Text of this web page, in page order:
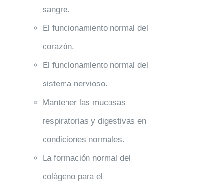
sangre.
El funcionamiento normal del
corazón.
El funcionamiento normal del
sistema nervioso.
Mantener las mucosas
respiratorias y digestivas en
condiciones normales.
La formación normal del
colágeno para el